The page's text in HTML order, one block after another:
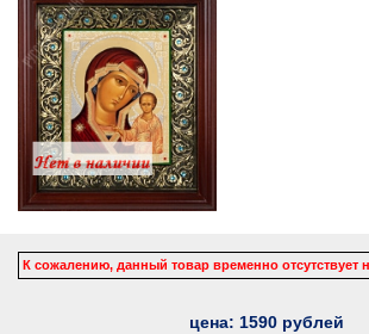
К сожалению, данный товар временно отсутствует
цена: 1590 рублей